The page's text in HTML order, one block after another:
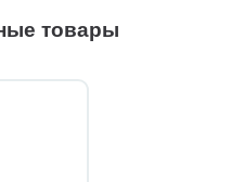
товары